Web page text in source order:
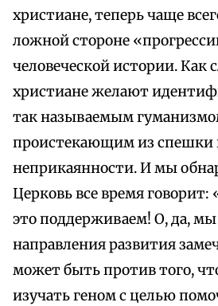
христиане, теперь чаще
ложной стороне
человеческой истории. Как
христиане желают
так называемым
проистекающим из спешки
неприкаянности. И мы
Церковь все время
это поддерживаем! О, да,
направления развития
может быть против того,
изучать геном с целью